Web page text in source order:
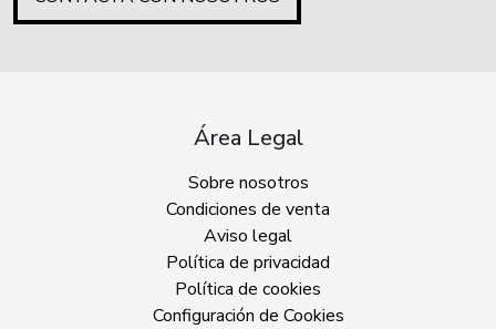
Área Legal
Sobre nosotros
Condiciones de venta
Aviso legal
Política de privacidad
Política de cookies
Configuración de Cookies